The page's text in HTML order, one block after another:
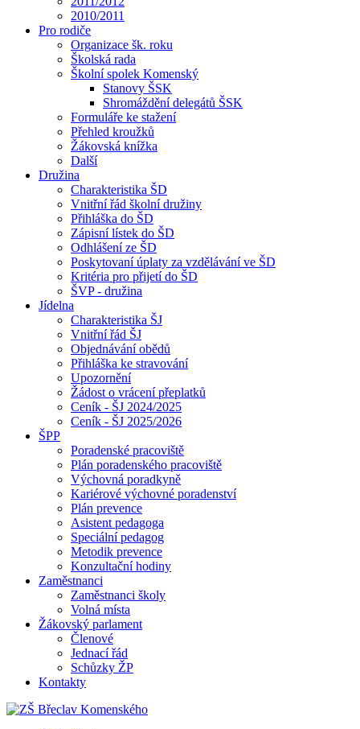
2010/2011
Pro rodiče
Organizace šk. roku
Školská rada
Školní spolek Komenský
Stanovy ŠSK
Shromáždění delegátů ŠSK
Formuláře ke stažení
Přehled kroužků
Žákovská knížka
Další
Družina
Charakteristika ŠD
Vnitřní řád školní družiny
Přihláška do ŠD
Zápisní lístek do ŠD
Odhlášení ze ŠD
Poskytovaní úplaty za vzdělávání ve ŠD
Kritéria pro přijetí do ŠD
ŠVP - družina
Jídelna
Charakteristika ŠJ
Vnitřní řád ŠJ
Objednávání obědů
Přihláška ke stravování
Upozornění
Žádost o vrácení přeplatků
Ceník - ŠJ 2024/2025
Ceník - ŠJ 2025/2026
ŠPP
Poradenské pracoviště
Plán poradenského pracoviště
Výchovná poradkyně
Kariérové výchovné poradenství
Plán prevence
Asistent pedagoga
Speciální pedagog
Metodik prevence
Konzultační hodiny
Zaměstnanci
Zaměstnanci školy
Volná místa
Žákovský parlament
Členové
Jednací řád
Schůzky ŽP
Kontakty